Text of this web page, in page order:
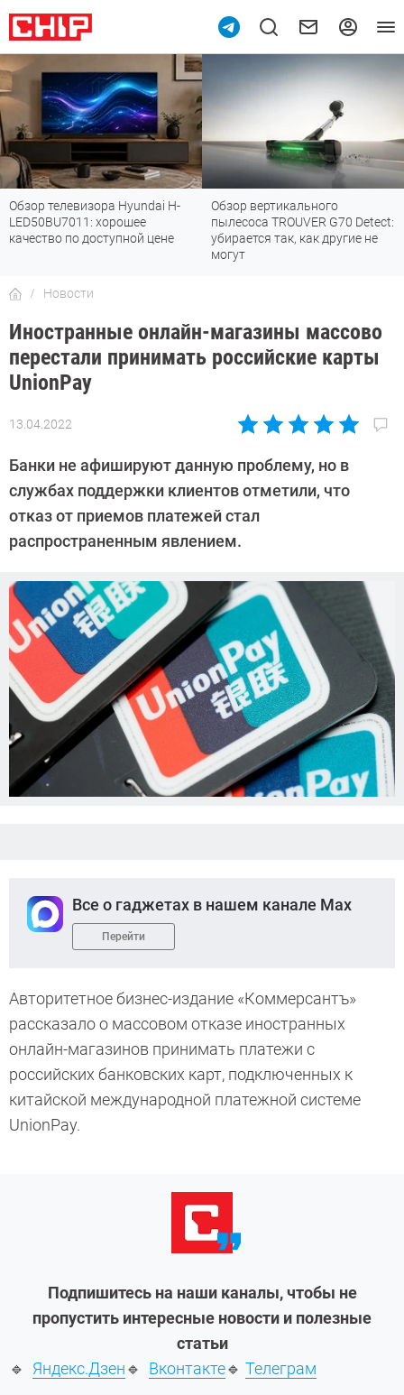
Обзор вертикального
пылесоса TROUVER G70 Detect:
убирается так, как другие не
Топ-8 недорогих роутеров с Wi-
Fi 7: все «плюшки» последнего
стандарта
Новости
Иностранные онлайн-магазины массово
перестали принимать российские карты
UnionPay
13.04.2022
Автор:
Кошик
Банки не афишируют данную проблему, но в
службах поддержки клиентов отметили, что
отказ от приемов платежей стал
распространенным явлением.
Все о гаджетах в нашем канале Max
Перейти
Авторитетное бизнес-издание «Коммерсантъ»
рассказало о массовом отказе иностранных
онлайн-магазинов принимать платежи с
российских банковских карт, подключенных к
китайской международной платежной системе
UnionPay.
Подпишитесь на наши каналы, чтобы не
пропустить интересные новости и полезные
статьи
🔹 Яндекс.Дзен🔹 Вконтакте🔹 Телеграм